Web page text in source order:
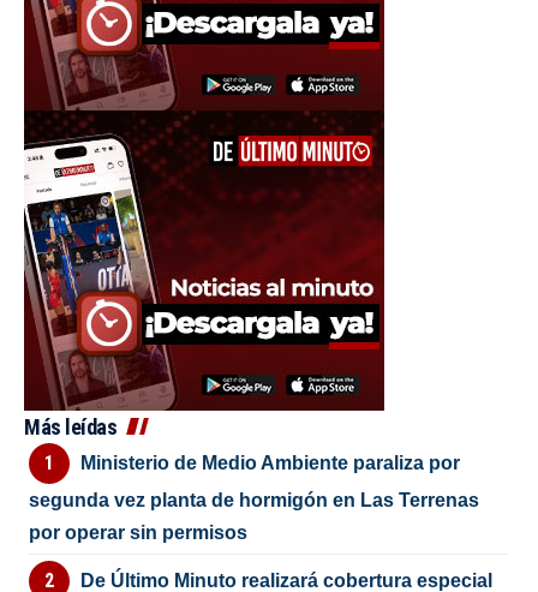
Más leídas
Ministerio de Medio Ambiente paraliza por
segunda vez planta de hormigón en Las Terrenas
por operar sin permisos
De Último Minuto realizará cobertura especial